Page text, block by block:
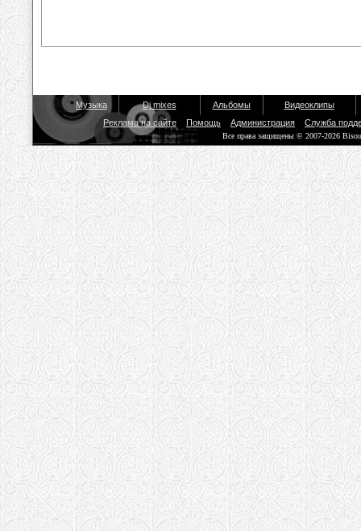
Музыка Dj mixes Альбомы
Видеоклипы
Реклама на сайте
Помощь Администрация Служба
Все права защищены © 2007-2026